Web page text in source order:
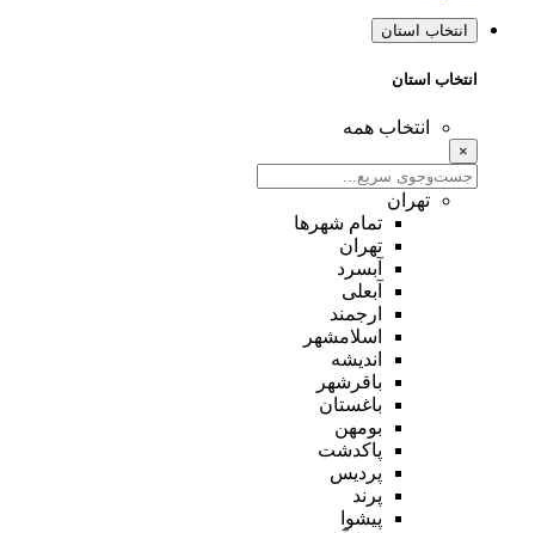
انتخاب استان
انتخاب استان
انتخاب همه
×
تهران
تمام شهر‌ها
تهران
آبسرد
آبعلی
ارجمند
اسلامشهر
اندیشه
باقرشهر
باغستان
بومهن
پاکدشت
پردیس
پرند
پیشوا